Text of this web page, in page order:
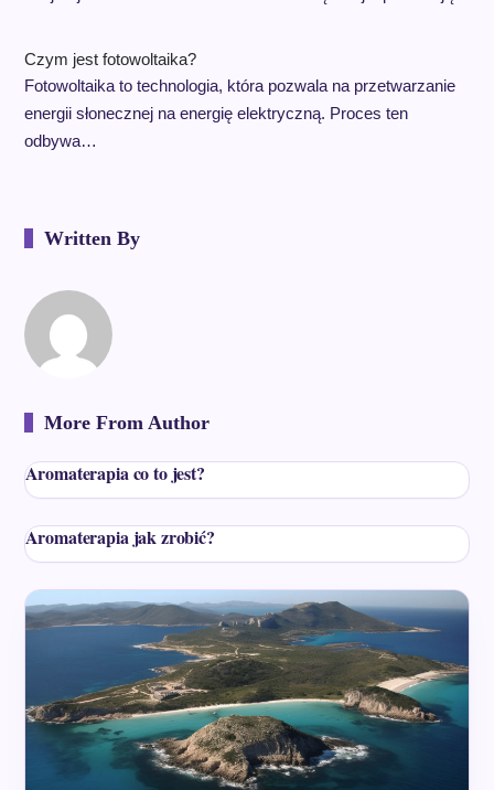
Czym jest fotowoltaika?
Fotowoltaika to technologia, która pozwala na przetwarzanie
energii słonecznej na energię elektryczną. Proces ten
odbywa…
Written By
More From Author
Aromaterapia co to jest?
Aromaterapia jak zrobić?